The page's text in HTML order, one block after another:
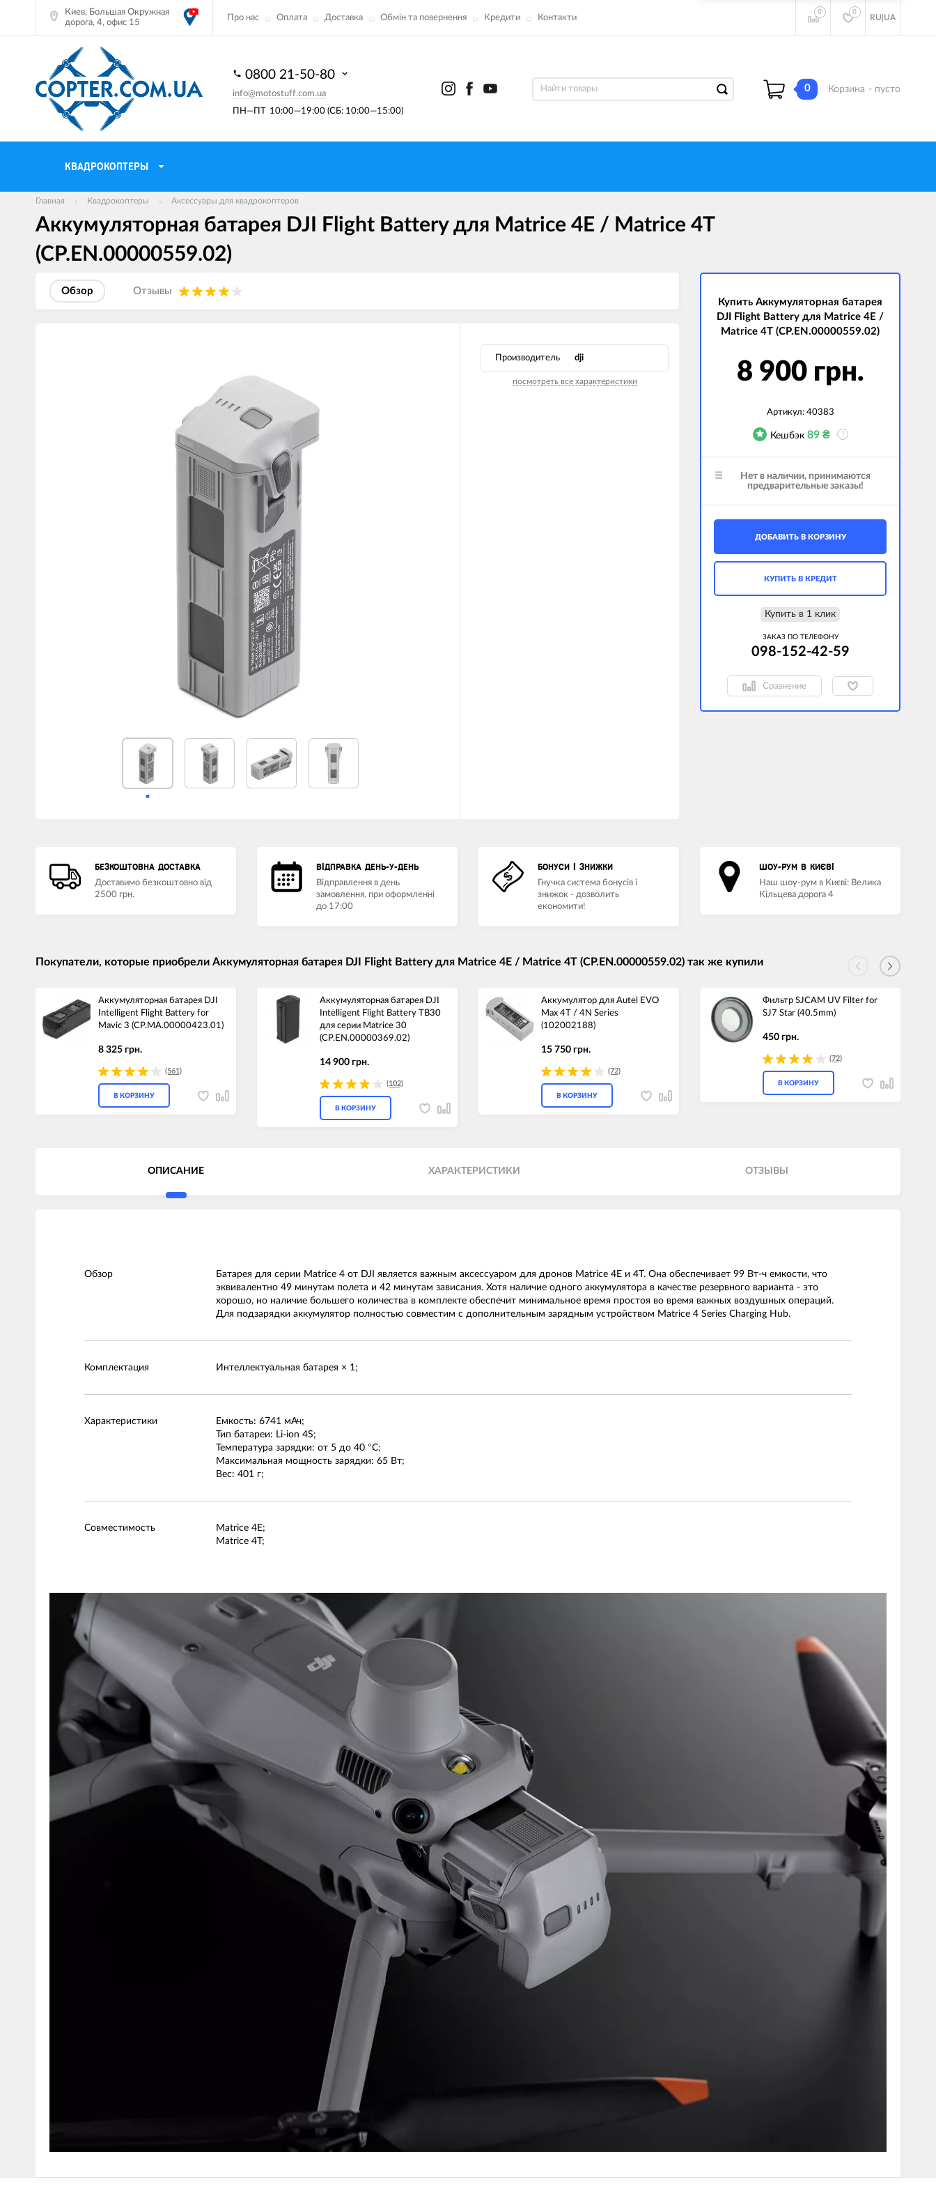
Киев, Большая Окружная
дорога, 4, офис 15
Про нас Оплата Доставка Обмін та повернення Кредити Контакти
0 0
RU UA
ПН—ПТ 10:00—19:00 (СБ: 10:00—15:00)
0800 21-50-80
info@motostuff.com.ua
0 Корзина - пусто
КВАДРОКОПТЕРЫ
Главная Квадрокоптеры Аксессуары для квадрокоптеров
Аккумуляторная батарея DJI Flight Battery для Matrice 4E / Matrice 4T
(CP.EN.00000559.02)
Обзор Отзывы
Производитель dji
посмотреть все характеристики
Купить Аккумуляторная батарея
DJI Flight Battery для Matrice 4E /
Matrice 4T (CP.EN.00000559.02)
8 900 грн.
Артикул: 40383
Кешбэк 89₴ ?
Нет в наличии, принимаются
предварительные заказы!
ДОБАВИТЬ В КОРЗИНУ
КУПИТЬ В КРЕДИТ
Купить в 1 клик
ЗАКАЗ ПО ТЕЛЕФОНУ
098-152-42-59
Сравнение
БЕЗКОШТОВНА ДОСТАВКА
Доставимо безкоштовно від
2500 грн.
ВІДПРАВКА ДЕНЬ-У-ДЕНЬ
Відправлення в день
замовлення, при оформленні
до 17:00
БОНУСИ І ЗНИЖКИ
Гнучка система бонусів і
знижок - дозволить
економити!
ШОУ-РУМ В КИЄВІ
Наш шоу-рум в Києві: Велика
Кільцева дорога 4
Покупатели, которые приобрели Аккумуляторная батарея DJI Flight Battery для Matrice 4E / Matrice 4T (CP.EN.00000559.02) так же купили
Аккумуляторная батарея DJI
Intelligent Flight Battery for
Mavic 3 (CP.MA.00000423.01)
8 325 грн.
(561)
В КОРЗИНУ
Аккумуляторная батарея DJI
Intelligent Flight Battery TB30
для серии Matrice 30
(CP.EN.00000369.02)
14 900 грн.
(102)
В КОРЗИНУ
Аккумулятор для Autel EVO
Max 4T / 4N Series
(102002188)
15 750 грн.
(72)
В КОРЗИНУ
Фильтр SJCAM UV Filter for
SJ7 Star (40.5mm)
450 грн.
(72)
В КОРЗИНУ
ОПИСАНИЕ ХАРАКТЕРИСТИКИ ОТЗЫВЫ
Обзор
Батарея для серии Matrice 4 от DJI является важным аксессуаром для дронов Matrice 4E и 4T. Она обеспечивает 99 Вт-ч емкости, что
эквивалентно 49 минутам полета и 42 минутам зависания. Хотя наличие одного аккумулятора в качестве резервного варианта - это
хорошо, но наличие большего количества в комплекте обеспечит минимальное время простоя во время важных воздушных операций.
Для подзарядки аккумулятор полностью совместим с дополнительным зарядным устройством Matrice 4 Series Charging Hub.
Комплектация Интеллектуальная батарея × 1;
Характеристики
Емкость: 6741 мАч;
Тип батареи: Li-ion 4S;
Температура зарядки: от 5 до 40 °C;
Максимальная мощность зарядки: 65 Вт;
Вес: 401 г;
Совместимость
Matrice 4E;
Matrice 4T;